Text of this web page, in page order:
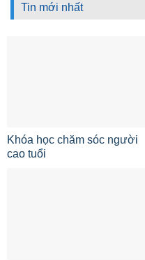
Tin mới nhất
Khóa học chăm sóc người
cao tuổi